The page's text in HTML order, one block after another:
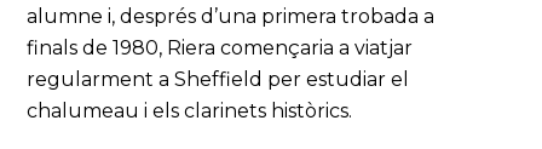
alumne i, després d’una primera trobada a
finals de 1980, Riera començaria a viatjar
regularment a Sheffield per estudiar el
chalumeau i els clarinets històrics.